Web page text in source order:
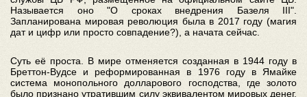
Называется оно "О сроках внедрения Базеля III".
Запланирована мировая революция была в 2017 году (магия
дат и цифр или просто совпадение?), а начата сейчас.
Суть её проста. В мире отменяется созданная в 1944 году в
Бреттон-Вудсе и реформированная в 1976 году в Ямайке
система монопольного долларового господства, где золото
было признано утратившим силу эквивалентом мировых денег.